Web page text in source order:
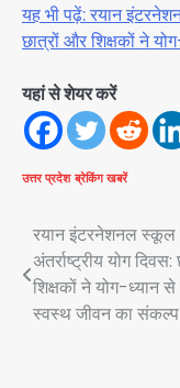
यह भी पढ़ें: रयान
छात्रों और शिक्षकों ने
यहां से शेयर करें
उत्तर प्रदेश ब्रेकिंग खबरें
Post
navigation
रयान इंटरनेशनल स्कूल
अंतर्राष्ट्रीय योग
शिक्षकों ने योग-ध्यान से
स्वस्थ जीवन का संकल्प